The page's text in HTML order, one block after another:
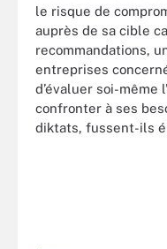
le risque de
auprès de sa cible
recommandations,
entreprises
d’évaluer soi-même
confronter à ses
diktats, fussent-ils